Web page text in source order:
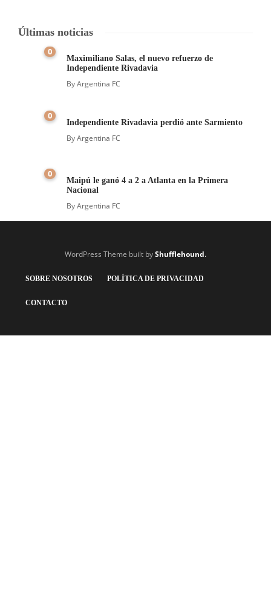
Últimas noticias
0
Maximiliano Salas, el nuevo refuerzo de
Independiente Rivadavia
ByArgentina FC
0
Independiente Rivadavia perdió ante Sarmiento
ByArgentina FC
0
Maipú le ganó 4 a 2 a Atlanta en la Primera
Nacional
ByArgentina FC
WordPress Theme built byShufflehound.
SOBRE NOSOTROS POLÍTICA DE PRIVACIDAD
CONTACTO